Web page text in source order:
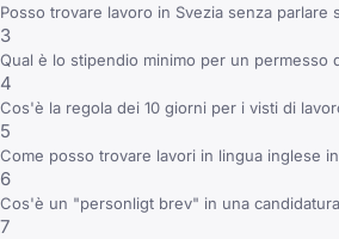
Posso trovare lavoro in Svezia senza parlare
3
Qual è lo stipendio minimo per un permesso
4
Cos'è la regola dei 10 giorni per i visti di
5
Come posso trovare lavori in lingua inglese
6
Cos'è un "personligt brev" in una
7